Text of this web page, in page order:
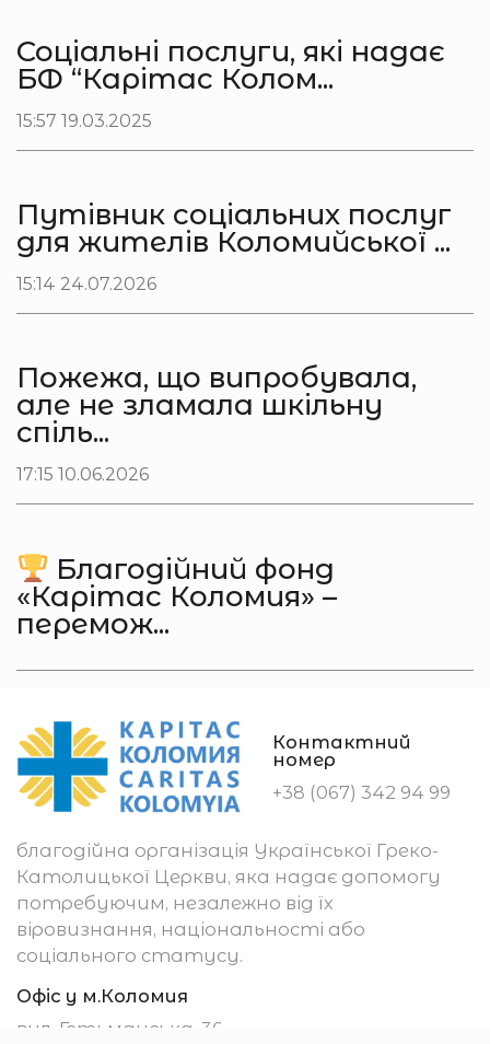
Соціальні послуги, які надає
БФ “Карітас Колом...
15:57 19.03.2025
Путівник соціальних послуг
для жителів Коломийської ...
15:14 24.07.2026
Пожежа, що випробувала,
але не зламала шкільну
спіль...
17:15 10.06.2026
Благодійний фонд
«Карітас Коломия» –
перемож...
Контактний
номер
+38 (067) 342 94 99
благодійна організація Української Греко-
Католицької Церкви, яка надає допомогу
потребуючим, незалежно від їх
віровизнання, національності або
соціального статусу.
Офіс у м.Коломия
вул. Гетьманська, 36